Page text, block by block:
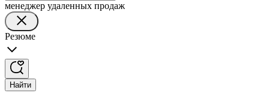
менеджер удаленных продаж
Резюме
Найти